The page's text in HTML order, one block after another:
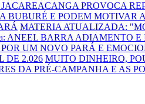
PROVOCA
BUBURÉ E PODEM MOTIVAR
MATERIA ATUALIZADA:
ANEEL BARRA ADIAMENTO
UM NOVO PARÁ E
DE 2.026 MUITO DINHEIRO,
DA PRÉ-CAMPANHA E AS